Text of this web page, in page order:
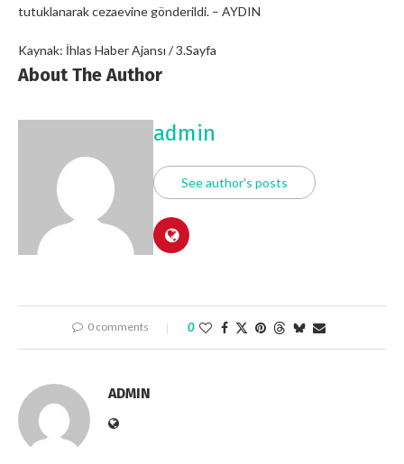
tutuklanarak cezaevine gönderildi. – AYDIN
Kaynak: İhlas Haber Ajansı / 3.Sayfa
About The Author
admin
See author's posts
0 comments 0
ADMIN